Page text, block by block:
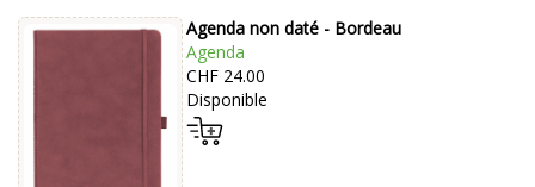
Agenda non daté - Bordeau
Agenda
CHF 24.00
Disponible